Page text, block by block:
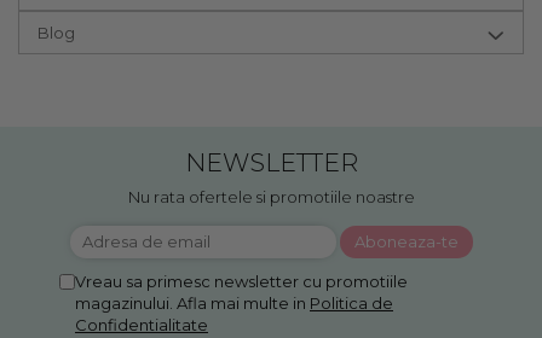
Blog
NEWSLETTER
Nu rata ofertele si promotiile noastre
Vreau sa primesc newsletter cu promotiile
magazinului. Afla mai multe in Politica de
Confidentialitate